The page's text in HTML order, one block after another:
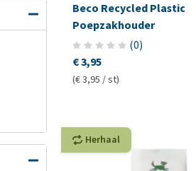
Beco Recycled Plastic
Poepzakhouder
(0)
€ 3,95
(€ 3,95 / st)
Herhaal